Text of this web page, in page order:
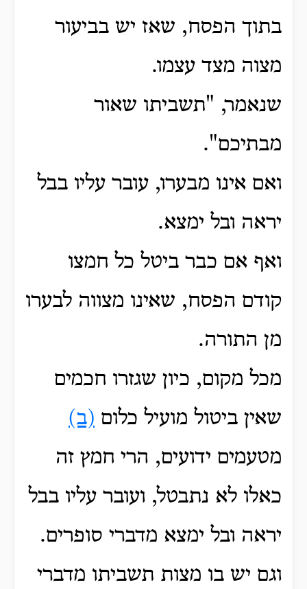
בתוך הפסח, שאז יש בביעור
מצוה מצד עצמו.
שנאמר, "תשביתו שאור
מבתיכם".
ואם אינו מבערו, עובר עליו בבל
יראה ובל ימצא.
ואף אם כבר ביטל כל חמצו
קודם הפסח, שאינו מצווה לבערו
מן התורה.
מכל מקום, כיון שגזרו חכמים
שאין ביטול מועיל כלום (ב)
מטעמים ידועים, הרי חמץ זה
כאלו לא נתבטל, ועובר עליו בבל
יראה ובל ימצא מדברי סופרים.
וגם יש בו מצות תשביתו מדברי